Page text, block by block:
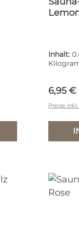
Inhalt:
6,95 €
Preise